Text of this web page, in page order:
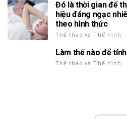
Đó là thời gian để
hiệu đáng ngạc
theo hình thức
Thể thao và Thể hình
Làm thế nào để
Thể thao và Thể hình